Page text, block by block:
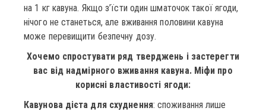
на 1 кг кавуна. Якщо з’їсти один шматочок такої ягоди,
нічого не станеться, але вживання половини кавуна
може перевищити безпечну дозу.
Хочемо спростувати ряд тверджень і застерегти
вас від надмірного вживання кавуна. Міфи про
корисні властивості ягоди:
Кавунова дієта для схуднення: споживання лише